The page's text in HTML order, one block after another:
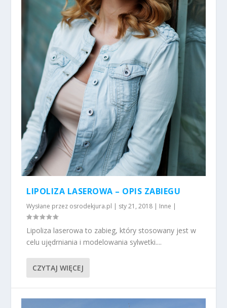
LIPOLIZA LASEROWA – OPIS ZABIEGU
Wysłane przez osrodekjura.pl | sty 21, 2018 | Inne |
Lipoliza laserowa to zabieg, który stosowany jest w
celu ujędrniania i modelowania sylwetki....
CZYTAJ WIĘCEJ